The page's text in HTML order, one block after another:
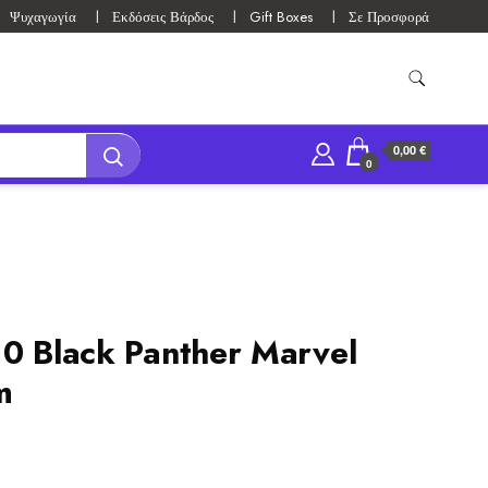
Ψυχαγωγία Εκδόσεις Βάρδος Gift Boxes Σε Προσφορά
0
0,00 €
Black Panther Marvel